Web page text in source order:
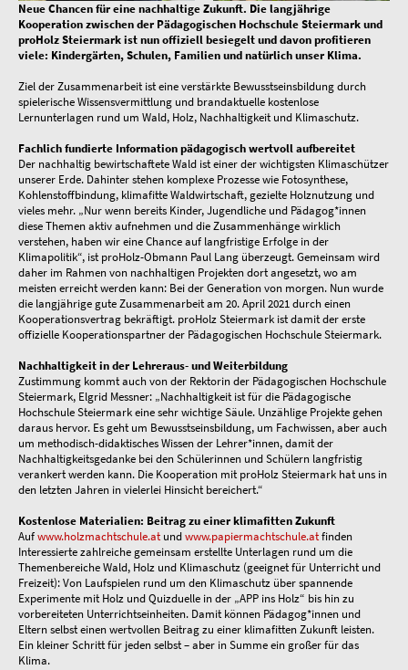
Neue Chancen für eine nachhaltige Zukunft. Die langjährige
Kooperation zwischen der Pädagogischen Hochschule Steiermark und
proHolz Steiermark ist nun offiziell besiegelt und davon profitieren
viele: Kindergärten, Schulen, Familien und natürlich unser Klima.
Ziel der Zusammenarbeit ist eine verstärkte Bewusstseinsbildung durch
spielerische Wissensvermittlung und brandaktuelle kostenlose
Lernunterlagen rund um Wald, Holz, Nachhaltigkeit und Klimaschutz.
Fachlich fundierte Information pädagogisch wertvoll aufbereitet
Der nachhaltig bewirtschaftete Wald ist einer der wichtigsten Klimaschützer
unserer Erde. Dahinter stehen komplexe Prozesse wie Fotosynthese,
Kohlenstoffbindung, klimafitte Waldwirtschaft, gezielte Holznutzung und
vieles mehr. „Nur wenn bereits Kinder, Jugendliche und Pädagog*innen
diese Themen aktiv aufnehmen und die Zusammenhänge wirklich
verstehen, haben wir eine Chance auf langfristige Erfolge in der
Klimapolitik“, ist proHolz-Obmann Paul Lang überzeugt. Gemeinsam wird
daher im Rahmen von nachhaltigen Projekten dort angesetzt, wo am
meisten erreicht werden kann: Bei der Generation von morgen. Nun wurde
die langjährige gute Zusammenarbeit am 20. April 2021 durch einen
Kooperationsvertrag bekräftigt. proHolz Steiermark ist damit der erste
offizielle Kooperationspartner der Pädagogischen Hochschule Steiermark.
Nachhaltigkeit in der Lehreraus- und Weiterbildung
Zustimmung kommt auch von der Rektorin der Pädagogischen Hochschule
Steiermark, Elgrid Messner: „Nachhaltigkeit ist für die Pädagogische
Hochschule Steiermark eine sehr wichtige Säule. Unzählige Projekte gehen
daraus hervor. Es geht um Bewusstseinsbildung, um Fachwissen, aber auch
um methodisch-didaktisches Wissen der Lehrer*innen, damit der
Nachhaltigkeitsgedanke bei den Schülerinnen und Schülern langfristig
verankert werden kann. Die Kooperation mit proHolz Steiermark hat uns in
den letzten Jahren in vielerlei Hinsicht bereichert.“
Kostenlose Materialien: Beitrag zu einer klimafitten Zukunft
Aufwww.holzmachtschule.atundwww.papiermachtschule.atfinden
Interessierte zahlreiche gemeinsam erstellte Unterlagen rund um die
Themenbereiche Wald, Holz und Klimaschutz (geeignet für Unterricht und
Freizeit): Von Laufspielen rund um den Klimaschutz über spannende
Experimente mit Holz und Quizduelle in der „APP ins Holz“ bis hin zu
vorbereiteten Unterrichtseinheiten. Damit können Pädagog*innen und
Eltern selbst einen wertvollen Beitrag zu einer klimafitten Zukunft leisten.
Ein kleiner Schritt für jeden selbst – aber in Summe ein großer für das
Klima.